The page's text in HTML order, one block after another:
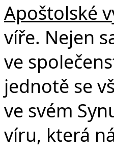
Apoštolské
víře. Nejen
ve
jednotě se
ve svém
víru, která